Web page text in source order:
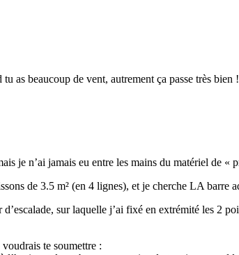
as beaucoup de vent, autrement ça passe très bien !
je n’ai jamais eu entre les mains du matériel de «
de 3.5 m² (en 4 lignes), et je cherche LA barre
sur laquelle j’ai fixé en extrémité les 2
te soumettre :